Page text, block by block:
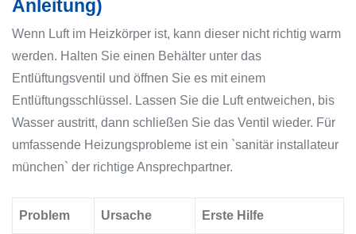
Anleitung)
Wenn Luft im Heizkörper ist, kann dieser nicht richtig warm
werden. Halten Sie einen Behälter unter das
Entlüftungsventil und öffnen Sie es mit einem
Entlüftungsschlüssel. Lassen Sie die Luft entweichen, bis
Wasser austritt, dann schließen Sie das Ventil wieder. Für
umfassende Heizungsprobleme ist ein `sanitär installateur
münchen` der richtige Ansprechpartner.
Problem Ursache Erste Hilfe